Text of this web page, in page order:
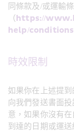
同條款及/或運輸
（https://
help/
時效限制
如果你在上述提
向我們發送書面
意，如果你沒有
到達的日期或運